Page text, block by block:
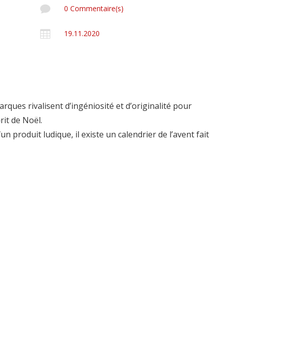
 0 Commentaire(s)
 19.11.2020
rivalisent d’ingéniosité et d’originalité pour
de Noël.
produit ludique, il existe un calendrier de l’avent fait